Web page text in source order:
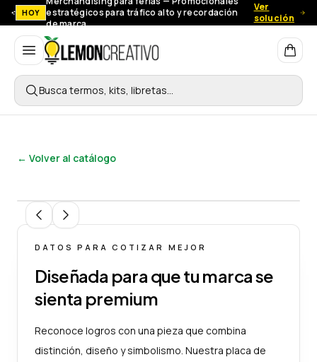
HOY
estratégicos para tráfico alto y recordación
de marca.
Ver
solución
Lemon Creativo
Busca termos, kits, libretas…
← Volver al catálogo
DATOS PARA COTIZAR MEJOR
Diseñada para que tu marca se
sienta premium
Reconoce logros con una pieza que combina
distinción, diseño y simbolismo. Nuestra placa de